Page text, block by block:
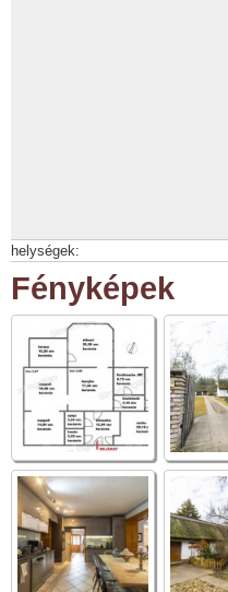
helységek:
Fényképek